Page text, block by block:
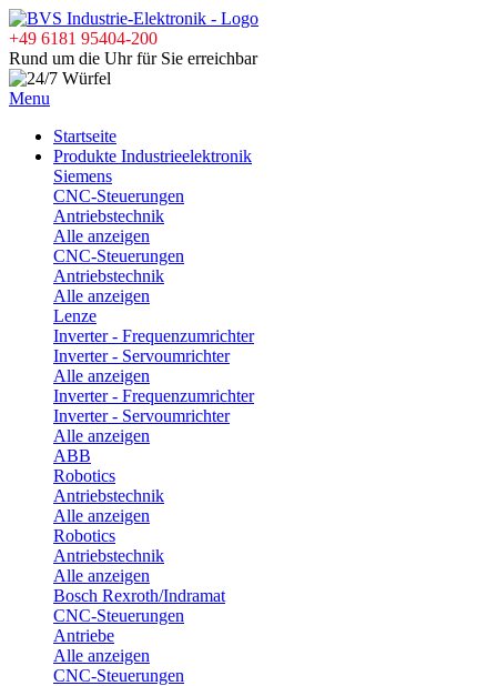
+49 6181 95404-200
Rund um die Uhr für Sie erreichbar
Menu
Startseite
Produkte Industrieelektronik
Siemens
CNC-Steuerungen
Antriebstechnik
Alle anzeigen
CNC-Steuerungen
Antriebstechnik
Alle anzeigen
Lenze
Inverter - Frequenzumrichter
Inverter - Servoumrichter
Alle anzeigen
Inverter - Frequenzumrichter
Inverter - Servoumrichter
Alle anzeigen
ABB
Robotics
Antriebstechnik
Alle anzeigen
Robotics
Antriebstechnik
Alle anzeigen
Bosch Rexroth/Indramat
CNC-Steuerungen
Antriebe
Alle anzeigen
CNC-Steuerungen